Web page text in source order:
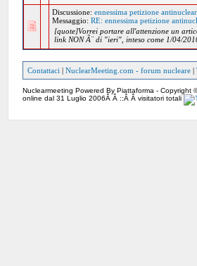
Discussione:ennessima petizione
Messaggio:RE: ennessima petizione
[quote]Vorrei portare all'attenzione un
link NON Ã¨ di "ieri", inteso come 1/04/
Contattaci |NuclearMeeting.com - forum nucleare |
Nuclearmeeting Powered By Piattaforma - Copyright
online dal 31 Luglio 2006Â Â ::Â Â visitatori totali